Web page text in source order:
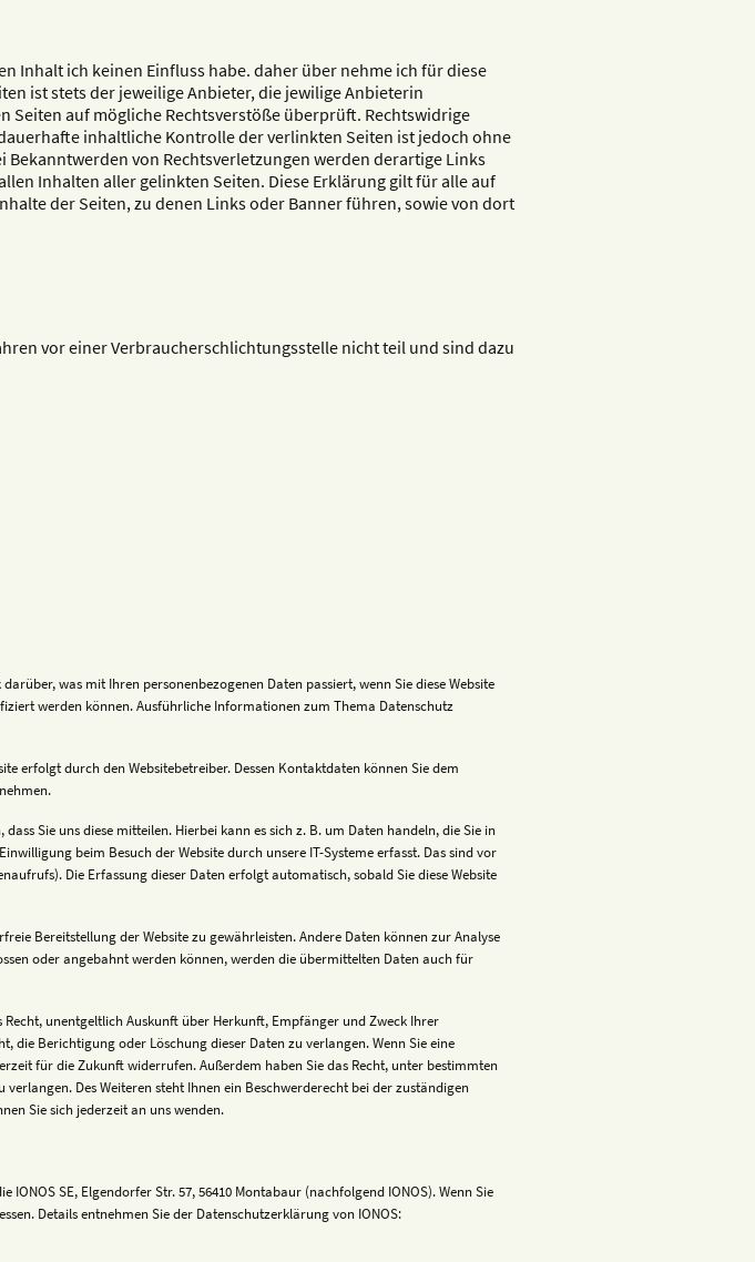
Inhalt ich keinen Einfluss habe. daher über nehme ich für diese
ist stets der jeweilige Anbieter, die jewilige Anbieterin
auf mögliche Rechtsverstöße überprüft. Rechtswidrige
inhaltliche Kontrolle der verlinkten Seiten ist jedoch ohne
von Rechtsverletzungen werden derartige Links
Inhalten aller gelinkten Seiten. Diese Erklärung gilt für alle auf
der Seiten, zu denen Links oder Banner führen, sowie von dort
vor einer Verbraucherschlichtungsstelle nicht teil und sind dazu
was mit Ihren personenbezogenen Daten passiert, wenn Sie diese Website
werden können. Ausführliche Informationen zum Thema Datenschutz
erfolgt durch den Websitebetreiber. Dessen Kontaktdaten können Sie dem
Sie uns diese mitteilen. Hierbei kann es sich z. B. um Daten handeln, die Sie in
beim Besuch der Website durch unsere IT-Systeme erfasst. Das sind vor
Die Erfassung dieser Daten erfolgt automatisch, sobald Sie diese Website
Bereitstellung der Website zu gewährleisten. Andere Daten können zur Analyse
oder angebahnt werden können, werden die übermittelten Daten auch für
Recht, unentgeltlich Auskunft über Herkunft, Empfänger und Zweck Ihrer
die Berichtigung oder Löschung dieser Daten zu verlangen. Wenn Sie eine
für die Zukunft widerrufen. Außerdem haben Sie das Recht, unter bestimmten
Des Weiteren steht Ihnen ein Beschwerderecht bei der zuständigen
Sie sich jederzeit an uns wenden.
IONOS SE, Elgendorfer Str. 57, 56410 Montabaur (nachfolgend IONOS). Wenn Sie
Details entnehmen Sie der Datenschutzerklärung von IONOS: